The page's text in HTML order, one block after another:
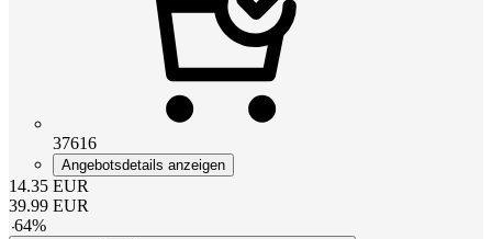
37616
Angebotsdetails anzeigen
14.35 EUR
39.99 EUR
-64%